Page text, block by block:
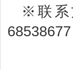
※联系
68538677